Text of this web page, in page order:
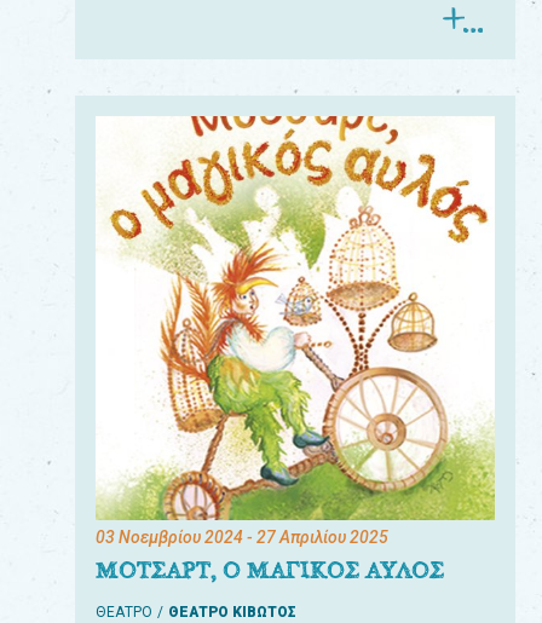
03 Νοεμβρίου 2024- 27 Απριλίου 2025
ΜΟΤΣΑΡΤ, Ο ΜΑΓΙΚΟΣ ΑΥΛΟΣ
ΘΕΑΤΡΟ ΘΕΑΤΡΟ ΚΙΒΩΤΟΣ